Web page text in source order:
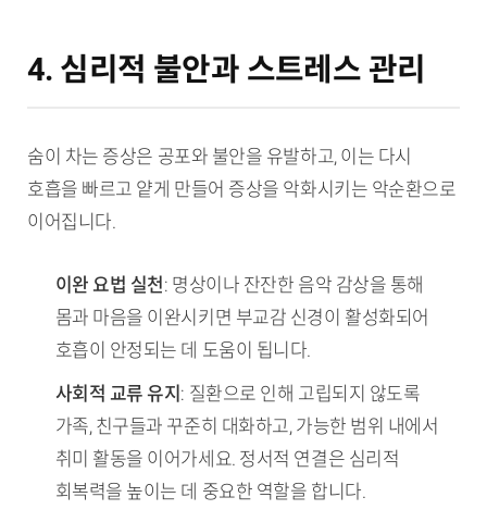
4. 심리적 불안과 스트레스 관리
숨이 차는 증상은 공포와 불안을 유발하고, 이는 다시
호흡을 빠르고 얕게 만들어 증상을 악화시키는 악순환으로
이어집니다.
이완 요법 실천: 명상이나 잔잔한 음악 감상을 통해
몸과 마음을 이완시키면 부교감 신경이 활성화되어
호흡이 안정되는 데 도움이 됩니다.
사회적 교류 유지 : 질환으로 인해 고립되지 않도록
가족, 친구들과 꾸준히 대화하고, 가능한 범위 내에서
취미 활동을 이어가세요. 정서적 연결은 심리적
회복력을 높이는 데 중요한 역할을 합니다.